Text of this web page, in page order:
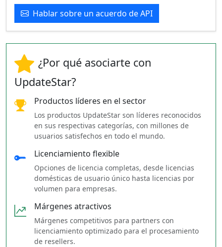
Hablar sobre un acuerdo de API
¿Por qué asociarte con
UpdateStar?
Productos líderes en el sector
Los productos UpdateStar son líderes reconocidos
en sus respectivas categorías, con millones de
usuarios satisfechos en todo el mundo.
Licenciamiento flexible
Opciones de licencia completas, desde licencias
domésticas de usuario único hasta licencias por
volumen para empresas.
Márgenes atractivos
Márgenes competitivos para partners con
licenciamiento optimizado para el procesamiento
de resellers.